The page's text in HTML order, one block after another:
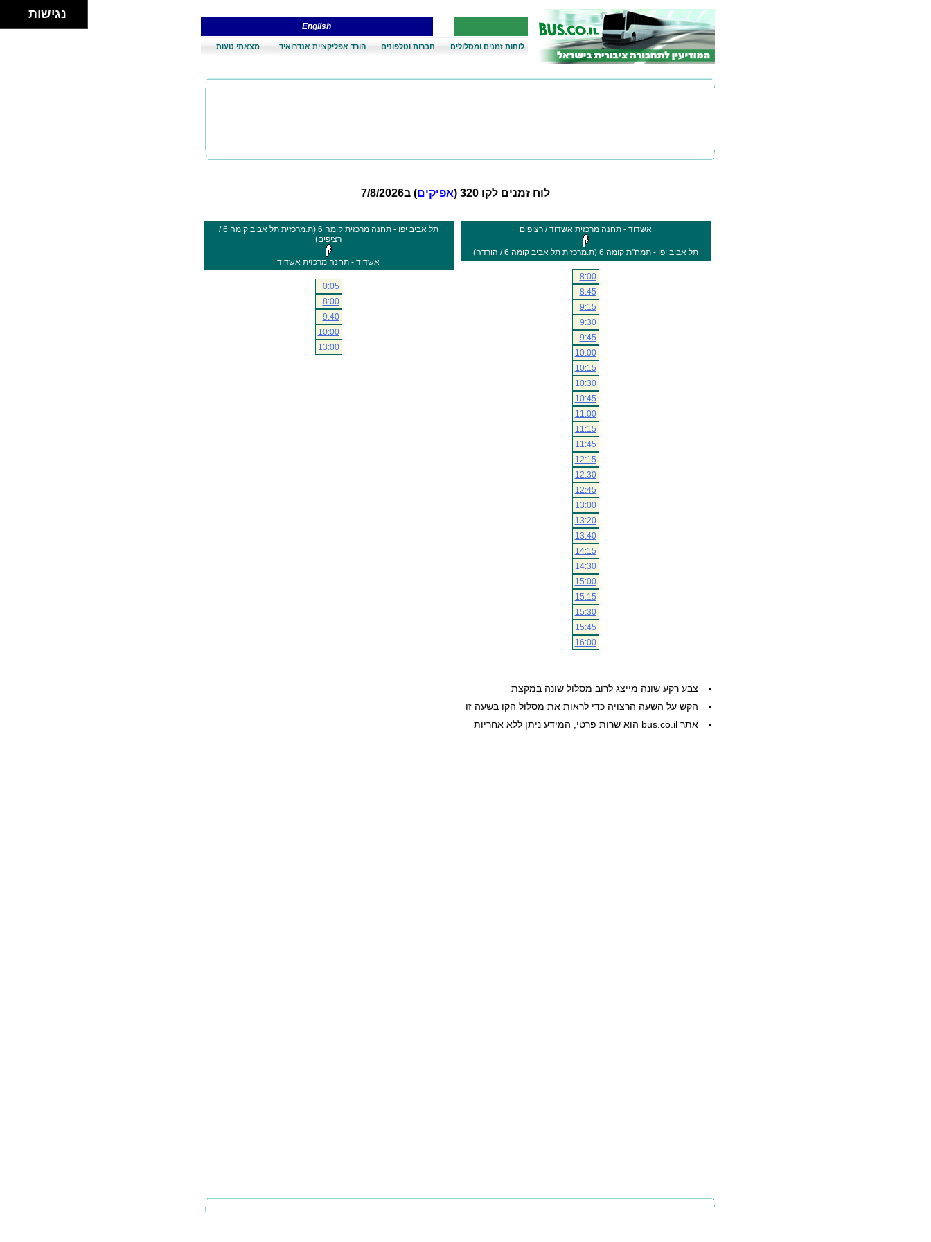
English
לוחות זמנים ומסלולים חברות וטלפונים הורד אפליקציית אנדרואיד מצאתי טעות
לוח זמנים לקו 320 ( אפיקים) ב7/8/2026
אשדוד - תחנה מרכזית אשדוד / רציפים
תל אביב יפו - תמח''ת קומה 6 (ת.מרכזית תל אביב קומה 6 / הורדה)
8:00
8:45
9:15
9:30
9:45
10:00
10:15
10:30
10:45
11:00
11:15
11:45
12:15
12:30
12:45
13:00
13:20
13:40
14:15
14:30
15:00
15:15
15:30
15:45
16:00
תל אביב יפו - תחנה מרכזית קומה 6 (ת.מרכזית תל אביב קומה 6 /
רציפים)
אשדוד - תחנה מרכזית אשדוד
0:05
8:00
9:40
10:00
13:00
צבע רקע שונה מייצג לרוב מסלול שונה במקצת
הקש על השעה הרצויה כדי לראות את מסלול הקו בשעה זו
אתר bus.co.il הוא שרות פרטי, המידע ניתן ללא אחריות
נגישות